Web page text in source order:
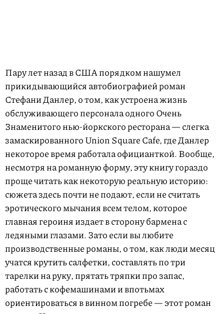
Пару лет назад в США порядком нашумел
прикидывающийся автобиографией роман
Стефани Данлер, о том, как устроена жизнь
обслуживающего персонала одного Очень
Знаменитого нью-йоркского ресторана — слегка
замаскированного Union Square Cafe, где Данлер
некоторое время работала официанткой. Вообще,
несмотря на романную форму, эту книгу гораздо
проще читать как некоторую реальную историю:
сюжета здесь почти не подают, если не считать
эротического мычания всем телом, которое
главная героиня издает в сторону бармена с
ледяными глазами. Зато если вы любите
производственные романы, о том, как люди месяц
учатся крутить салфетки, составлять по три
тарелки на руку, прятать тряпки про запас,
работать с кофемашинами и впотьмах
ориентироваться в винном погребе — этот роман